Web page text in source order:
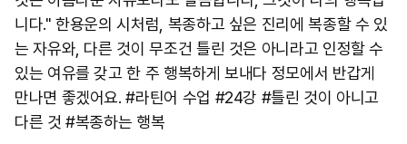
니다." 한용운의 시처럼, 복종하고 싶은 진리에 복종할 수 있
는 자유와, 다른 것이 무조건 틀린 것은 아니라고 인정할 수
있는 여유를 갖고 한 주 행복하게 보내다 정모에서 반갑게
만나면 좋겠어요. #라틴어 수업 #24강 #틀린 것이 아니고
다른 것 #복종하는 행복